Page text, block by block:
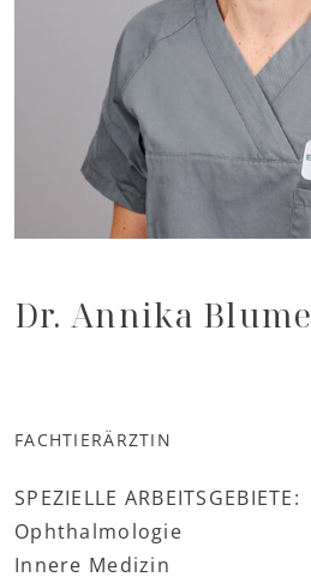
Dr. Annika Blume
FACHTIERÄRZTIN
SPEZIELLE ARBEITSGEBIETE:
Ophthalmologie
Innere Medizin